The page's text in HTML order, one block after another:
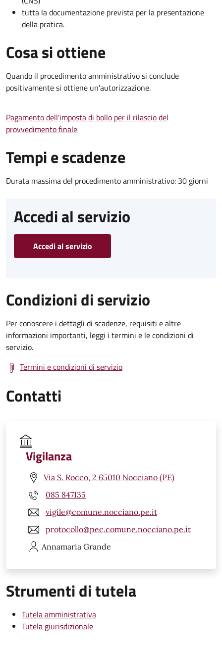
tutta la documentazione prevista per la presentazione
della pratica.
Cosa si ottiene
Quando il procedimento amministrativo si conclude
positivamente si ottiene un'autorizzazione.
Pagamento dell'imposta di bollo per il rilascio del
provvedimento finale
Tempi e scadenze
Durata massima del procedimento amministrativo: 30 giorni
Accedi al servizio
Accedi al servizio
Condizioni di servizio
Per conoscere i dettagli di scadenze, requisiti e altre
informazioni importanti, leggi i termini e le condizioni di
servizio.
Termini e condizioni di servizio
Contatti
Vigilanza
Via S. Rocco, 2 65010 Nocciano (PE)
085 847135
vigile@comune.nocciano.pe.it
protocollo@pec.comune.nocciano.pe.it
Annamaria Grande
Strumenti di tutela
Tutela amministrativa
Tutela giurisdizionale